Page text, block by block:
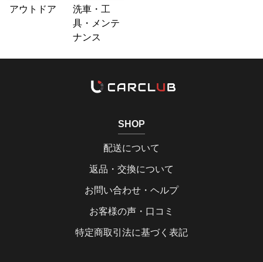
アウトドア
洗車・工
具・メンテ
ナンス
SHOP
配送について
返品・交換について
お問い合わせ・ヘルプ
お客様の声・口コミ
特定商取引法に基づく表記